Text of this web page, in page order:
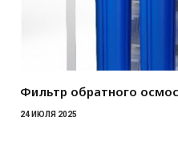
Фильтр обратного
24 ИЮЛЯ 2025